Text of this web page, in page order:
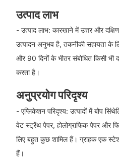
उत्पाद लाभ
- उत्पाद लाभ: कारखाने में उत्तर और
उत्पादन अनुभव है, तकनीकी सहायता के
और 90 दिनों के भीतर संबोधित किसी भी
करता है।
अनुप्रयोग परिदृश्य
- एप्लिकेशन परिदृश्य: उत्पादों में बोप
वेट स्ट्रेंथ पेपर, होलोग्राफिक पेपर और
लिए बहुत कुछ शामिल हैं। ग्राहक एक
हैं।